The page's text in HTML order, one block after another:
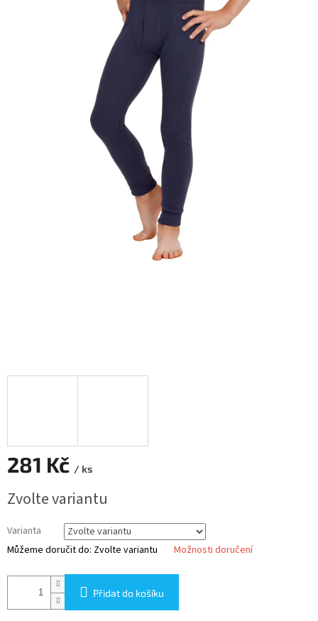
281 Kč / ks
cena:
Zvolte variantu
Varianta
Můžeme doručit do: Zvolte variantu Možnosti doručení
Přidat do košíku